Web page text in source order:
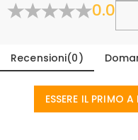
Scopri di Più
0.0
Recensioni(0)
ESSERE IL PRIMO